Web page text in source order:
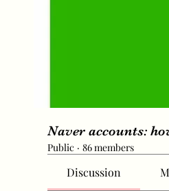
Naver accounts:
Public · 86 members
Discussion